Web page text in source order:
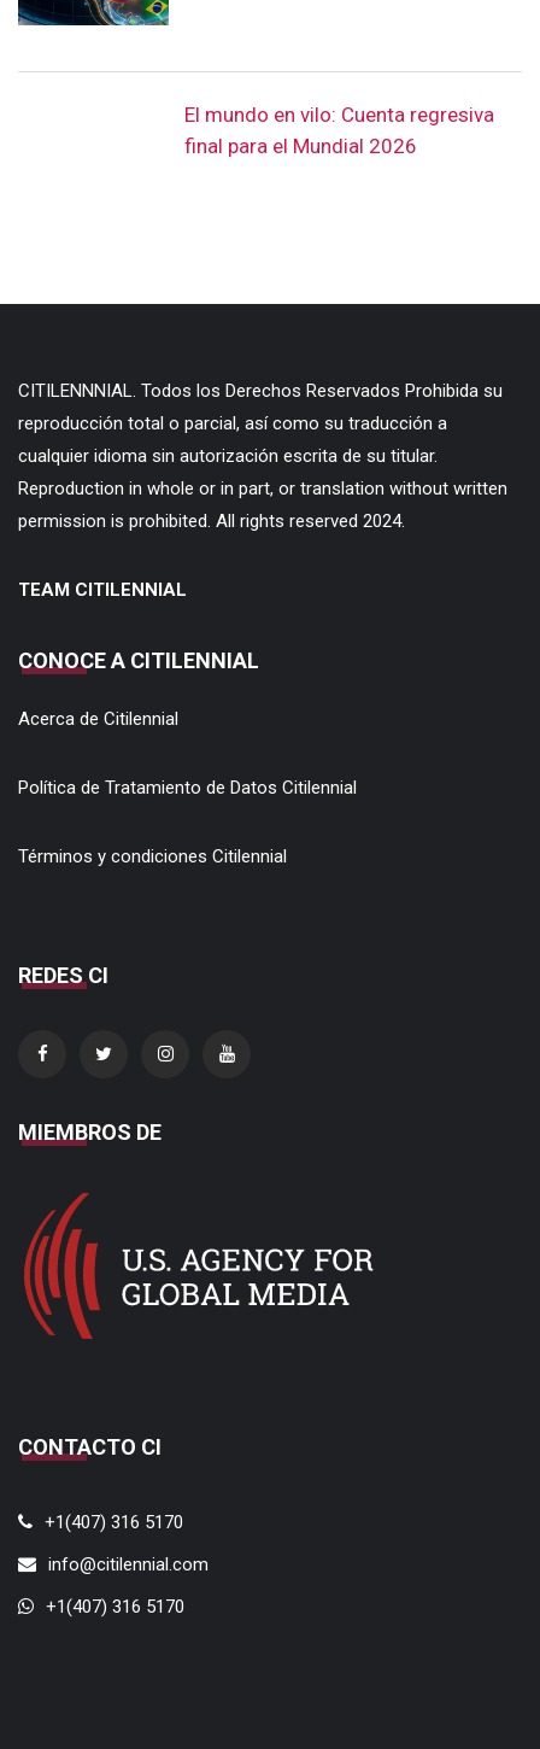
El mundo en vilo: Cuenta regresiva
final para el Mundial 2026
CITILENNNIAL. Todos los Derechos Reservados Prohibida su
reproducción total o parcial, así como su traducción a
cualquier idioma sin autorización escrita de su titular.
Reproduction in whole or in part, or translation without written
permission is prohibited. All rights reserved 2024.
TEAM CITILENNIAL
CONOCE A CITILENNIAL
Acerca de Citilennial
Política de Tratamiento de Datos Citilennial
Términos y condiciones Citilennial
REDES CI
MIEMBROS DE
CONTACTO CI
+1(407) 316 5170
info@citilennial.com
+1(407) 316 5170